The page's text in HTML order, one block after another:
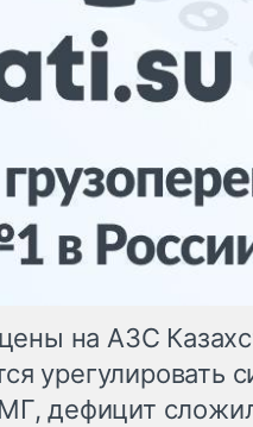
на АЗС
урегулировать
дефицит